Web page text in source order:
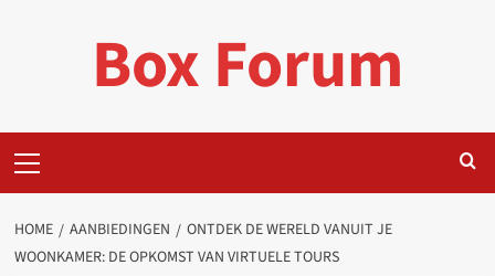
Box Forum
menu
HOME AANBIEDINGEN
ONTDEK DE WERELD VANUIT JE
WOONKAMER: DE OPKOMST VAN VIRTUELE TOURS